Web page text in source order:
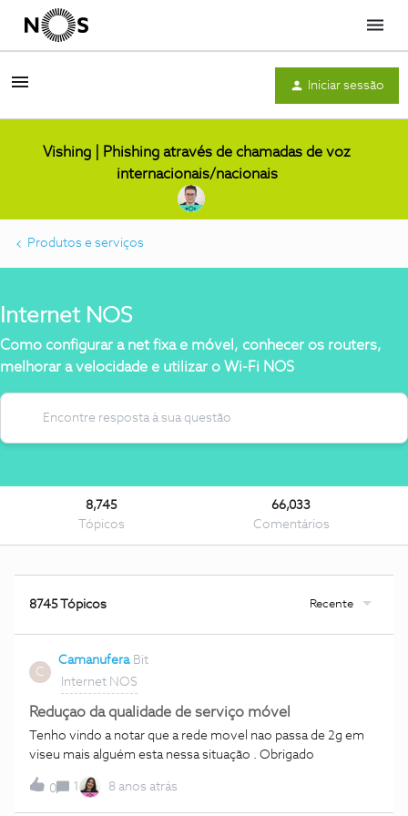
Menu
Iniciar sessão
Vishing | Phishing através de chamadas de voz
internacionais/nacionais
Produtos e serviços
Internet NOS
Como configurar a net fixa e móvel, conhecer os routers,
melhorar a velocidade e utilizar o Wi-Fi NOS
8,745
Tópicos
66,033
Comentários
8745 Tópicos Recente
C
Camanufera Bit
Internet NOS
Reduçao da qualidade de serviço móvel
Tenho vindo a notar que a rede movel nao passa de 2g em
viseu mais alguém esta nessa situação . Obrigado
0 1 8 anos atrás